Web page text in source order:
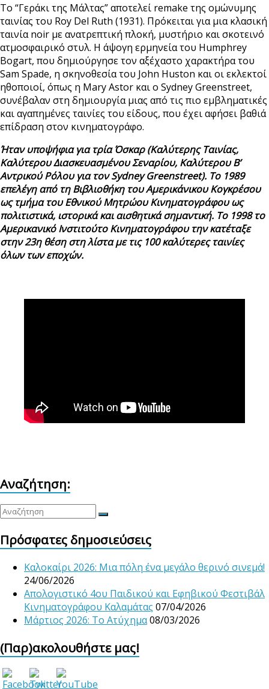
To “Γεράκι της Μάλτας” αποτελεί remake της ομώνυμης
ταινίας του Roy Del Ruth (1931). Πρόκειται για μια κλασική
ταινία noir με ανατρεπτική πλοκή, μυστήριο και σκοτεινό
ατμοσφαιρικό στυλ. Η άψογη ερμηνεία του Humphrey
Bogart, που δημιούργησε τον αξέχαστο χαρακτήρα του
Sam Spade, η σκηνοθεσία του John Huston και οι εκλεκτοί
ηθοποιοί, όπως η Mary Astor και ο Sydney Greenstreet,
συνέβαλαν στη δημιουργία μιας από τις πιο εμβληματικές
και αγαπημένες ταινίες του είδους, που έχει αφήσει βαθιά
επίδραση στον κινηματογράφο.
Ήταν υποψήφια για τρία Όσκαρ (Καλύτερης Ταινίας,
Καλύτερου Διασκευασμένου Σεναρίου, Καλύτερου Β’
Αντρικού Ρόλου για τον Sydney Greenstreet). Το 1989
επελέγη από τη Βιβλιοθήκη του Αμερικάνικου Κογκρέσου
ως τμήμα του Εθνικού Μητρώου Κινηματογράφου ως
πολιτιστικά, ιστορικά και αισθητικά σημαντική. Το 1998 το
Αμερικανικό Ινστιτούτο Κινηματογράφου την κατέταξε
στην 23η θέση στη λίστα με τις 100 καλύτερες ταινίες
όλων των εποχών.
Αναζήτηση:
Πρόσφατες δημοσιεύσεις
Καλοκαίρι 2026: Μια πόλη ένα μεγάλο θερινό σινεμά!
24/06/2026
Απολογιστικό 4ου Παιδικού και Εφηβικού Φεστιβάλ
Κινηματογράφου Καλαμάτας 07/04/2026
Μάρτιος 2026: Το Ατύχημα08/03/2026
(Παρ)ακολουθήστε μας!